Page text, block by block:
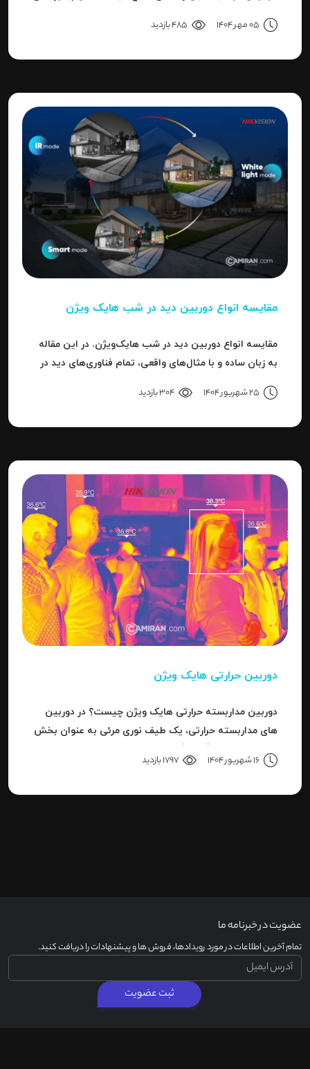
"Invalid Password" را آموزش می‌دهد.
05 مهر 1404 485 بازدید
مقایسه انواع دوربین دید در شب هایک‌ ویژن
مقایسه انواع دوربین دید در شب هایک‌ویژن. در این مقاله
به زبان ساده و با مثال‌های واقعی، تمام فناوری‌های دید در
25 شهریور 1404 304 بازدید
دوربین حرارتی هایک ویژن
دوربین مداربسته حرارتی هایک ویژن چیست؟ در دوربین
های مداربسته حرارتی، یک طیف نوری مرئی به عنوان بخش
سری دوربین هاست.
16 شهریور 1404 1797 بازدید
عضویت در خبرنامه ما
تمام آخرین اطلاعات در مورد رویدادها، فروش ها و پیشنهادات را دریافت کنید.
ثبت عضویت